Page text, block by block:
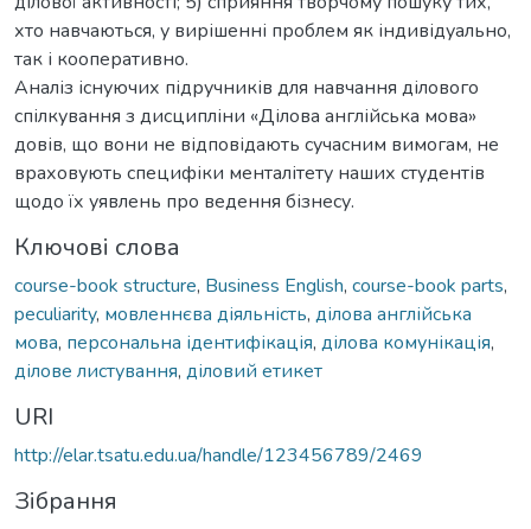
хто навчаються, у вирішенні проблем як індивідуально,
так і кооперативно.
Аналіз існуючих підручників для навчання ділового
спілкування з дисципліни «Ділова англійська мова»
довів, що вони не відповідають сучасним вимогам, не
враховують специфіки менталітету наших студентів
щодо їх уявлень про ведення бізнесу.
Ключові слова
course-book structure, Business English, course-book parts,
peculiarity, мовленнєва діяльність, ділова англійська
мова, персональна ідентифікація, ділова комунікація,
ділове листування, діловий етикет
URI
http://elar.tsatu.edu.ua/handle/123456789/2469
Зібрання